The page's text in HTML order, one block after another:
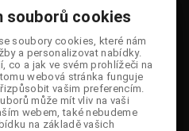
souborů cookies
soubory cookies, které nám
a personalizovat nabídky.
co a jak ve svém prohlížeči na
webová stránka funguje
vašim preferencím.
může mít vliv na vaši
webem, také nebudeme
na základě vašich
souborů cookies
soubory cookies, které nám
a personalizovat nabídky.
co a jak ve svém prohlížeči na
webová stránka funguje
vašim preferencím.
může mít vliv na vaši
webem, také nebudeme
na základě vašich